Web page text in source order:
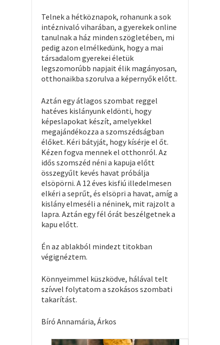
Telnek a hétköznapok, rohanunk a sok
intéznivaló viharában, a gyerekek online
tanulnak a ház minden szögletében, mi
pedig azon elmélkedünk, hogy a mai
társadalom gyerekei életük
legszomorúbb napjait élik magányosan,
otthonaikba szorulva a képernyők előtt.
Aztán egy átlagos szombat reggel
hatéves kislányunk eldönti, hogy
képeslapokat készít, amelyekkel
megajándékozza a szomszédságban
élőket. Kéri bátyját, hogy kísérje el őt.
Kézen fogva mennek el otthonról. Az
idős szomszéd néni a kapuja előtt
összegyűlt kevés havat próbálja
elsöpörni. A 12 éves kisfiú illedelmesen
elkéri a seprűt, és elsöpri a havat, amíg a
kislány elmeséli a néninek, mit rajzolt a
lapra. Aztán egy fél órát beszélgetnek a
kapu előtt.
Én az ablakból mindezt titokban
végignéztem.
Könnyeimmel küszködve, hálával telt
szívvel folytatom a szokásos szombati
takarítást.
Bíró Annamária, Árkos